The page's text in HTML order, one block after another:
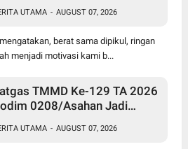
Bangun Rumah Warga
UTAMA - AUGUST 07, 2026
berat sama dipikul, ringan
menjadi motivasi kami b...
TMMD Ke-129 TA 2026
0208/Asahan Jadi
yang Mulai Rapuh
UTAMA - AUGUST 07, 2026